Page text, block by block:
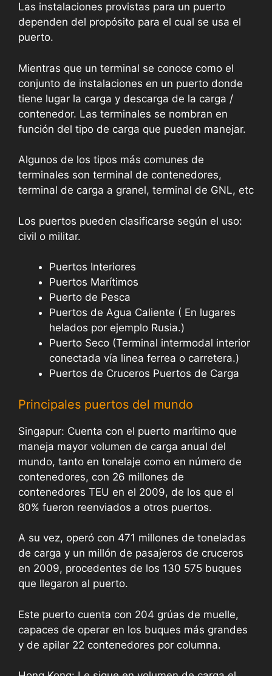
Las instalaciones provistas para un puerto
dependen del propósito para el cual se usa el
puerto.
Mientras que un terminal se conoce como el
conjunto de instalaciones en un puerto donde
tiene lugar la carga y descarga de la carga /
contenedor. Las terminales se nombran en
función del tipo de carga que pueden manejar.
Algunos de los tipos más comunes de
terminales son terminal de contenedores,
terminal de carga a granel, terminal de GNL, etc
Los puertos pueden clasificarse según el uso:
civil o militar.
Puertos Interiores
Puertos Marítimos
Puerto de Pesca
Puertos de Agua Caliente ( En lugares
helados por ejemplo Rusia.)
Puerto Seco (Terminal intermodal interior
conectada vía linea ferrea o carretera.)
Puertos de Cruceros Puertos de Carga
Principales puertos del mundo
Singapur: Cuenta con el puerto marítimo que
maneja mayor volumen de carga anual del
mundo, tanto en tonelaje como en número de
contenedores, con 26 millones de
contenedores TEU en el 2009, de los que el
80% fueron reenviados a otros puertos.
A su vez, operó con 471 millones de toneladas
de carga y un millón de pasajeros de cruceros
en 2009, procedentes de los 130 575 buques
que llegaron al puerto.
Este puerto cuenta con 204 grúas de muelle,
capaces de operar en los buques más grandes
y de apilar 22 contenedores por columna.